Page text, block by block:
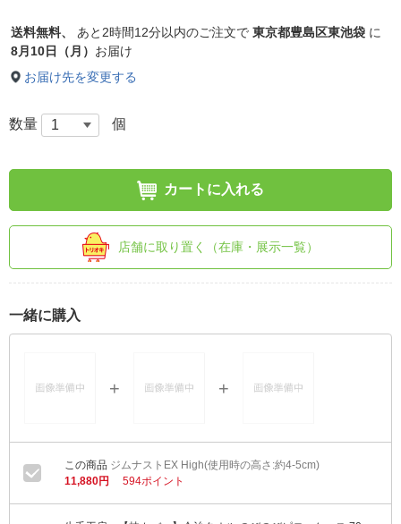
送料無料、 あと 2時間12分以内のご注文で 東京都豊島区東池袋 に
8月10日（月） お届け
お届け先を変更する
数量 個
カートに入れる
店舗に取り置く（在庫・展示一覧）
一緒に購入
ジムナストEX High(使用時の高さ:約4-5cm)
11,880円
594ポイント